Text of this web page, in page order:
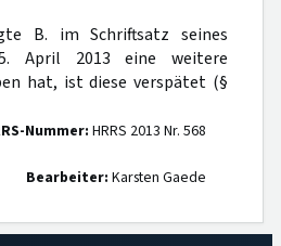
B. im Schriftsatz seines
April 2013 eine weitere
hat, ist diese verspätet (§
Nummer: HRRS 2013 Nr. 568
Bearbeiter: Karsten Gaede